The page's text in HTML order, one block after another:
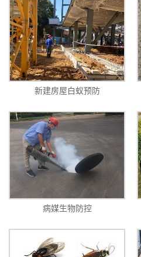
新建房屋白蚁预防
病媒生物防控